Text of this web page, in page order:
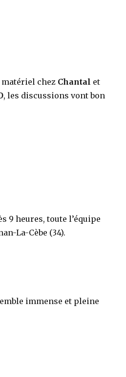
chez Chantal et
, les discussions vont bon
9 heures, toute l’équipe
La-Cèbe (34).
immense et pleine